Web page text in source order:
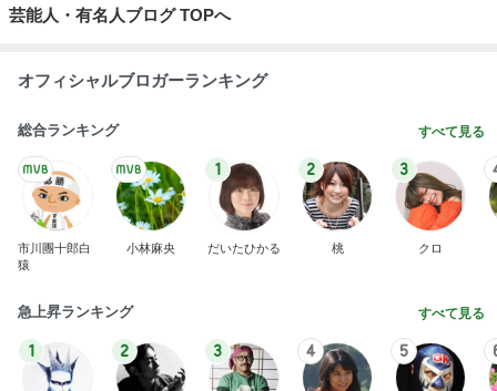
芸能人・有名人ブログ TOPへ
オフィシャルブロガーランキング
総合ランキング すべて見る
市川團十郎白
猿
小林麻央
1
だいたひかる
2
桃
3
クロ
急上昇ランキング すべて見る
1 2 3 4 5